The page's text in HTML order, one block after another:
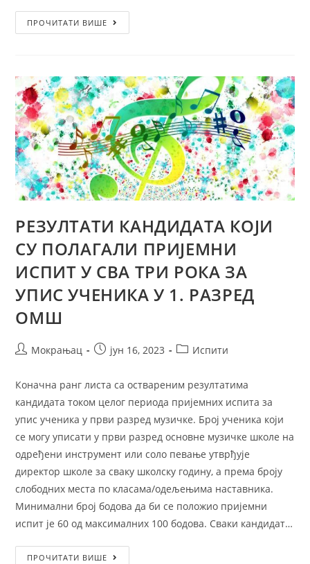
ПРОЧИТАТИ ВИШЕ
РЕЗУЛТАТИ КАНДИДАТА КОЈИ
СУ ПОЛАГАЛИ ПРИЈЕМНИ
ИСПИТ У СВА ТРИ РОКА ЗА
УПИС УЧЕНИКА У 1. РАЗРЕД
ОМШ
Мокрањац јун 16, 2023 Испити
Коначна ранг листа са оствареним резултатима
кандидата током целог периода пријемних испита за
упис ученика у први разред музичке. Број ученика који
се могу уписати у први разред основне музичке школе на
одређени инструмент или соло певање утврђује
директор школе за сваку школску годину, а према броју
слободних места по класама/одељењима наставника.
Минимални број бодова да би се положио пријемни
испит је 60 од максималних 100 бодова. Сваки кандидат…
ПРОЧИТАТИ ВИШЕ